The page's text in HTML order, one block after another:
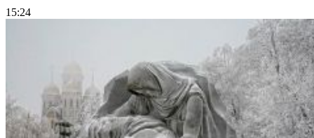
15:24